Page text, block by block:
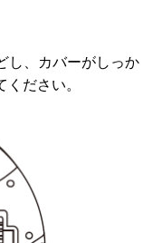
し、カバーがしっか
ださい。